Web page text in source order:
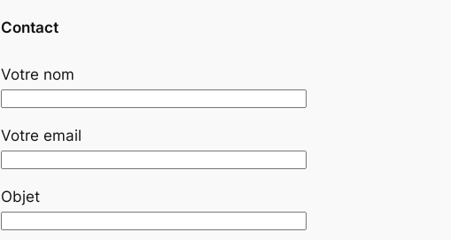
Contact
Votre nom
Votre email
Objet